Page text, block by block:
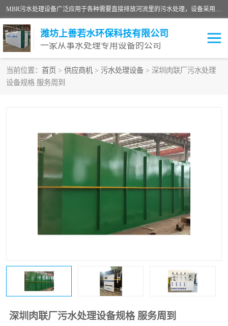
MBR污水处理设备广泛应用于各种需要直接排放河流里的污水处理，设备采用膜生物反应器（Membrane Bioreactor,简称MBR〕技术，取代了传统工艺中的二沉池，它可以*地进行固液分离，得到直接使用的稳定中水，又可在生物池内维持高浓度的微生物量，工艺剩余污泥少，极有效地去除氨氮，出水悬浮物和浊度接近于零，出水中细菌和病毒被大幅度去除，能耗低，占地面积小。
潍坊上善若水环保科技有限公司
一家从事水处理专用设备的公司
当前位置： 首页 > 供应商机 > 污水处理设备 > 深圳肉联厂污水处理
设备规格 服务周到
深圳肉联厂污水处理设备规格 服务周到
污水处理设备
洗涤污水处理设备 实验室污水处理设备
诊所门诊污水处理设备 臭氧消毒设备
养殖污水处理设备 屠宰污水处理设备
食品制造业污水处理设备
医院辐射污水衰变池